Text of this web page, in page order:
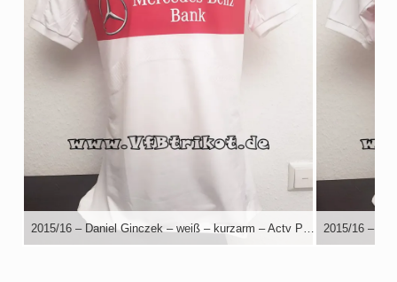
2015/16 – Daniel Ginczek – weiß – kurzarm – Actv PowerCell